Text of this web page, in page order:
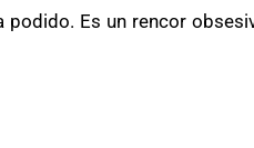
Es un rencor